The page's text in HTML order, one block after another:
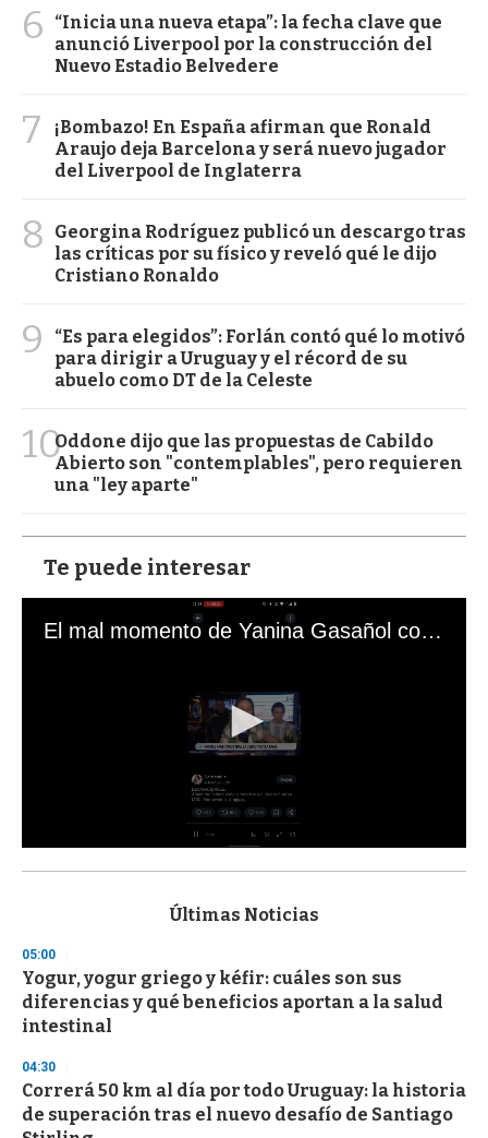
6
“Inicia una nueva etapa”: la fecha clave que
anunció Liverpool por la construcción del
Nuevo Estadio Belvedere
7
¡Bombazo! En España afirman que Ronald
Araujo deja Barcelona y será nuevo jugador
del Liverpool de Inglaterra
8
Georgina Rodríguez publicó un descargo tras
las críticas por su físico y reveló qué le dijo
Cristiano Ronaldo
9
“Es para elegidos”: Forlán contó qué lo motivó
para dirigir a Uruguay y el récord de su
abuelo como DT de la Celeste
10Oddone dijo que las propuestas de Cabildo
Abierto son "contemplables", pero requieren
una "ley aparte"
Te puede interesar
El mal momento de Yanina Gasañol con un hincha argentino en "Subrayado"
s
d
s
o
f
3
s
e
c
o
Últimas Noticias
05:00
Yogur, yogur griego y kéfir: cuáles son sus
diferencias y qué beneficios aportan a la salud
intestinal
04:30
Correrá 50 km al día por todo Uruguay: la historia
de superación tras el nuevo desafío de Santiago